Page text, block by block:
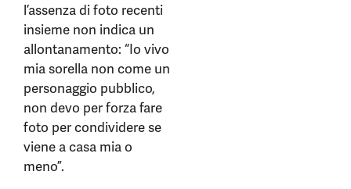
l’assenza di foto recenti
insieme non indica un
allontanamento: “Io vivo
mia sorella non come un
personaggio pubblico,
non devo per forza fare
foto per condividere se
viene a casa mia o
meno”.